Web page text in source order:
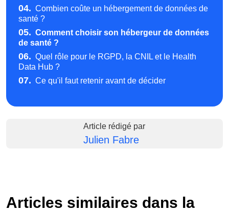
04. Combien coûte un hébergement de données de
santé ?
05. Comment choisir son hébergeur de données
de santé ?
06. Quel rôle pour le RGPD, la CNIL et le Health
Data Hub ?
07. Ce qu'il faut retenir avant de décider
Article rédigé par
Julien Fabre
Articles similaires dans la